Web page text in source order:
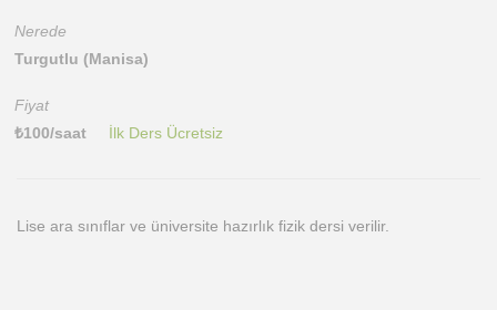
Nerede
Turgutlu (Manisa)
Fiyat
₺100/saat İlk Ders Ücretsiz
Lise ara sınıflar ve üniversite hazırlık fizik dersi verilir.